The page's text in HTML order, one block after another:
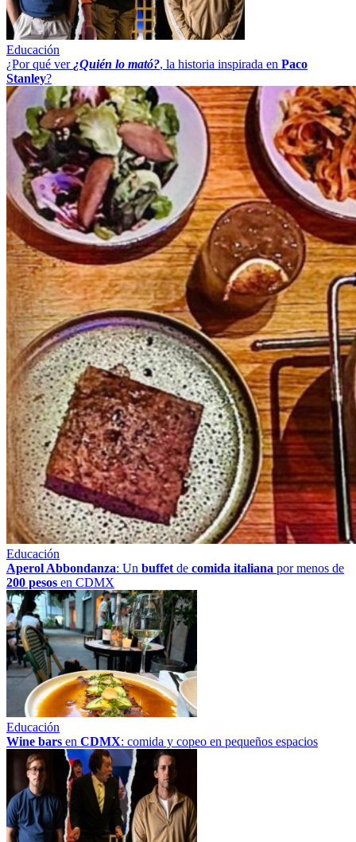
Educación
¿Por qué ver ¿Quién lo mató?, la historia inspirada en Paco
Stanley?
Educación
Aperol Abbondanza: Un buffet de comida italiana por menos de
200 pesos en CDMX
Educación
Wine bars en CDMX: comida y copeo en pequeños espacios